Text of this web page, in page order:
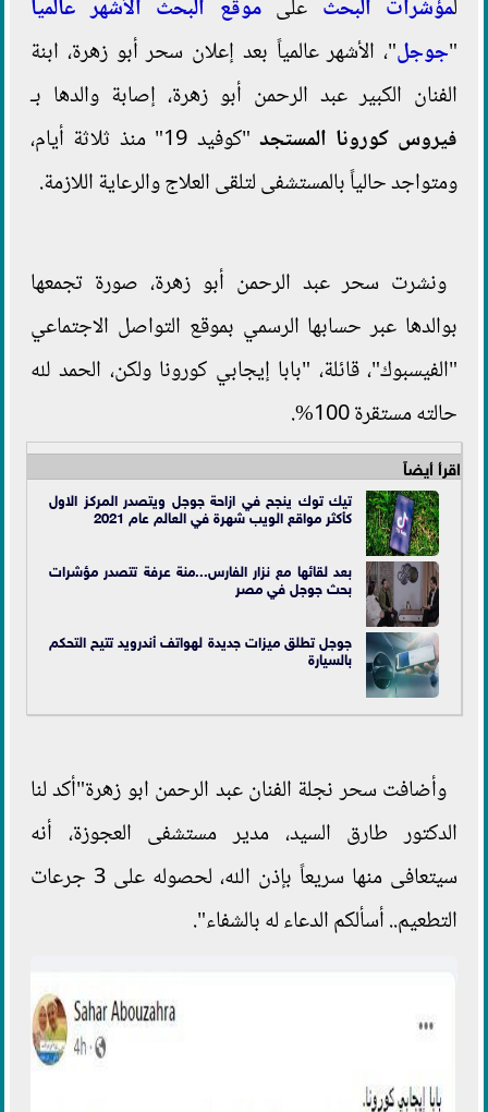
لمؤشرات البحث علىموقع البحث الأشهر عالمياً
"جوجل"، الأشهر عالمياً بعد إعلان سحر أبو زهرة، ابنة
الفنان الكبير عبد الرحمن أبو زهرة، إصابة والدها بـ
فيروس كورونا المستجد
"كوفيد 19" منذ ثلاثة أيام،
ومتواجد حالياً بالمستشفى لتلقى العلاج والرعاية اللازمة.
ونشرت سحر عبد الرحمن أبو زهرة، صورة تجمعها
بوالدها عبر حسابها الرسمي بموقع التواصل الاجتماعي
"الفيسبوك"، قائلة، "بابا إيجابي كورونا ولكن، الحمد لله
حالته مستقرة 100%.
اقرأ أيضاً
تيك توك ينجح في ازاحة جوجل ويتصدر المركز الاول
كأكثر مواقع الويب شهرة في العالم عام 2021
بعد لقائها مع نزار الفارس...منة عرفة تتصدر مؤشرات
بحث جوجل في مصر
جوجل تطلق ميزات جديدة لهواتف أندرويد تتيح التحكم
بالسيارة
وأضافت سحر نجلة الفنان عبد الرحمن ابو زهرة"أكد لنا
الدكتور طارق السيد، مدير مستشفى العجوزة، أنه
سيتعافى منها سريعاً بإذن الله، لحصوله على 3 جرعات
التطعيم.. أسألكم الدعاء له بالشفاء".